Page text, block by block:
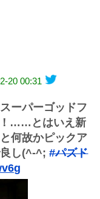
20 00:31
ーパーゴッドフ
！……とはいえ新
何故かピックア
良し(^-^;#パズド